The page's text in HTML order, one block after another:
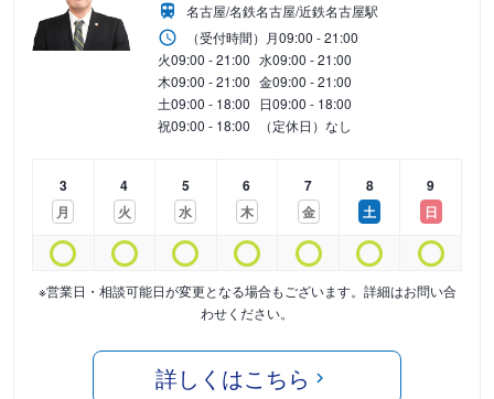
名古屋/名鉄名古屋/近鉄名古屋駅
（受付時間） 月09:00 - 21:00
火09:00 - 21:00 水09:00 - 21:00
木09:00 - 21:00 金09:00 - 21:00
土09:00 - 18:00 日09:00 - 18:00
祝09:00 - 18:00 （定休日）なし
3
月
4
火
5
水
6
木
7
金
8
土
9
日
※営業日・相談可能日が変更となる場合もございます。詳細はお問い合
わせください。
詳しくはこちら